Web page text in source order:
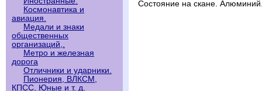
Космонавтика и
авиация.
Медали и знаки
общественных
организаций,.
Метро и железная
дорога
Отличники и ударники.
Пионерия, ВЛКСМ,
КПСС, Юные и т. д.
Состояние на скане.